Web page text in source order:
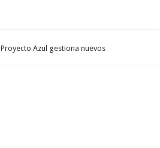
Proyecto Azul gestiona nuevos